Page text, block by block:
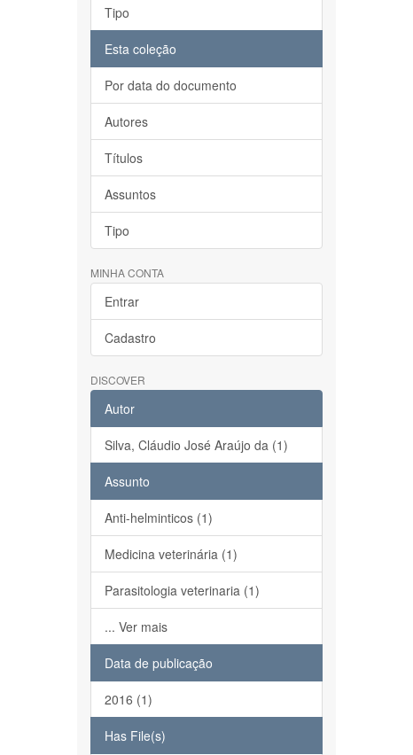
Tipo
Esta coleção
Por data do documento
Autores
Títulos
Assuntos
Tipo
MINHA CONTA
Entrar
Cadastro
DISCOVER
Autor
Silva, Cláudio José Araújo da (1)
Assunto
Anti-helminticos (1)
Medicina veterinária (1)
Parasitologia veterinaria (1)
... Ver mais
Data de publicação
2016 (1)
Has File(s)